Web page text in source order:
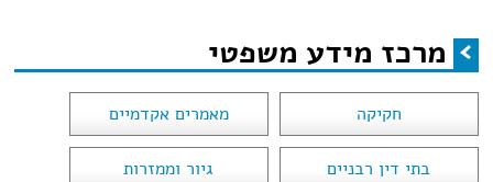
הינך נמצא כאן
מרכז מידע משפטי
חקיקה מאמרים אקדמיים
בתי דין רבניים גיור וממזרות